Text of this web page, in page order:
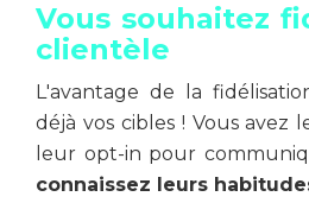
Vous souhaitez
clientèle
L'avantage de la
déjà vos cibles ! Vous avez
leur opt-in pour
connaissez leurs